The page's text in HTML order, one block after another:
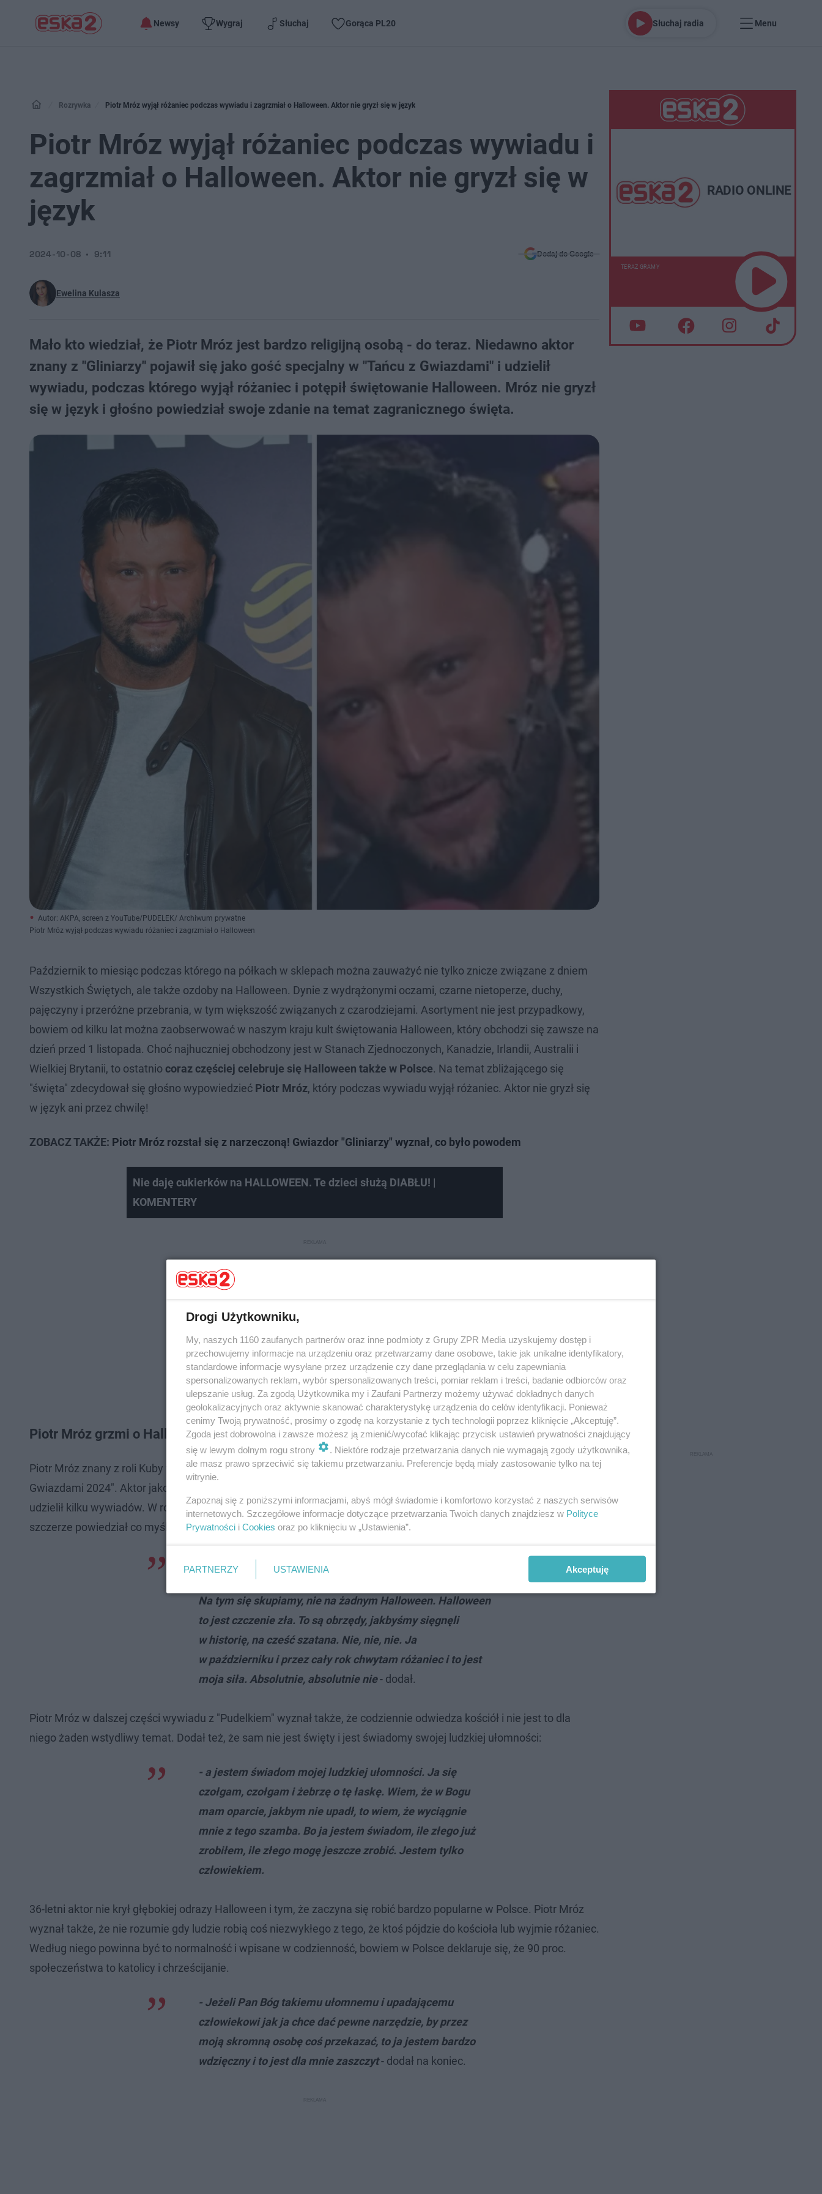
Newsy Wygraj Słuchaj Gorąca PL20 Słuchaj radia Menu
Rozrywka Piotr Mróz wyjął różaniec podczas wywiadu i zagrzmiał o Halloween. Aktor nie gryzł się w język
Piotr Mróz wyjął różaniec podczas wywiadu i
zagrzmiał o Halloween. Aktor nie gryzł się w
język
Ewelina Kulasza
2024-10-08 9:11 Dodaj do Google
Mało kto wiedział, że Piotr Mróz jest bardzo religijną osobą - do teraz. Niedawno aktor
znany z "Gliniarzy" pojawił się jako gość specjalny w "Tańcu z Gwiazdami" i udzielił
wywiadu, podczas którego wyjął różaniec i potępił świętowanie Halloween. Mróz nie gryzł
się w język i głośno powiedział swoje zdanie na temat zagranicznego święta.
Autor: AKPA, screen z YouTube/PUDELEK/ Archiwum prywatne
Piotr Mróz wyjął podczas wywiadu różaniec i zagrzmiał o Halloween
Październik to miesiąc podczas którego na półkach w sklepach można zauważyć nie tylko znicze związane z dniem
Wszystkich Świętych, ale także ozdoby na Halloween. Dynie z wydrążonymi oczami, czarne nietoperze, duchy,
pajęczyny i przeróżne przebrania, w tym większość związanych z czarodziejami. Asortyment nie jest przypadkowy,
bowiem od kilku lat można zaobserwować w naszym kraju kult świętowania Halloween, który obchodzi się zawsze na
dzień przed 1 listopada. Choć najhuczniej obchodzony jest w Stanach Zjednoczonych, Kanadzie, Irlandii, Australii i
Wielkiej Brytanii, to ostatnio coraz częściej celebruje się Halloween także w Polsce. Na temat zbliżającego się
"święta" zdecydował się głośno wypowiedzieć Piotr Mróz, który podczas wywiadu wyjął różaniec. Aktor nie gryzł się
w język ani przez chwilę!
ZOBACZ TAKŻE: Piotr Mróz rozstał się z narzeczoną! Gwiazdor "Gliniarzy" wyznał, co było powodem
Nie daję cukierków na HALLOWEEN. Te dzieci służą DIABŁU! |
KOMENTERY
Piotr Mróz grzmi o Halloween. W trakcie wywiadu wyjął różaniec
Piotr Mróz znany z roli Kuby w serialu "Gliniarze" był jednym z gości czwartego odcinka jesiennej edycji "Taniec z
Gwiazdami 2024". Aktor jako zwycięzca 12. edycji, nie tylko pojawił się na widowni, ale także po zakończeniu emisji
udzielił kilku wywiadów. W rozmowie z serwisem "Pudelek" otwarcie powiedział o tym, że jest osobą wierzącą i
szczerze powiedział co myśli o zbliżającym się Halloween:
W październiku wyciągamy to
wyciągając z kieszeni różaniec i pomachał nim do kamery.
Na tym się skupiamy, nie na żadnym Halloween. Halloween
to jest czczenie zła. To są obrzędy, jakbyśmy sięgnęli
w historię, na cześć szatana. Nie, nie, nie. Ja
w październiku i przez cały rok chwytam różaniec i to jest
moja siła. Absolutnie, absolutnie nie- dodał.
Piotr Mróz w dalszej części wywiadu z "Pudelkiem" wyznał także, że codziennie odwiedza kościół i nie jest to dla
niego żaden wstydliwy temat. Dodał też, że sam nie jest święty i jest świadomy swojej ludzkiej ułomności:
- a jestem świadom mojej ludzkiej ułomności. Ja się
czołgam, czołgam i żebrzę o tę łaskę. Wiem, że w Bogu
mam oparcie, jakbym nie upadł, to wiem, że wyciągnie
mnie z tego szamba. Bo ja jestem świadom, ile złego już
zrobiłem, ile złego mogę jeszcze zrobić. Jestem tylko
człowiekiem.
36-letni aktor nie krył głębokiej odrazy Halloween i tym, że zaczyna się robić bardzo popularne w Polsce. Piotr Mróz
wyznał także, że nie rozumie gdy ludzie robią coś niezwykłego z tego, że ktoś pójdzie do kościoła lub wyjmie różaniec.
Według niego powinna być to normalność i wpisane w codzienność, bowiem w Polsce deklaruje się, że 90 proc.
społeczeństwa to katolicy i chrześcijanie.
- Jeżeli Pan Bóg takiemu ułomnemu i upadającemu
człowiekowi jak ja chce dać pewne narzędzie, by przez
moją skromną osobę coś przekazać, to ja jestem bardzo
wdzięczny i to jest dla mnie zaszczyt- dodał na koniec.
RADIO ONLINE
TERAZ GRAMY
Drogi Użytkowniku,
My, naszych 1160 zaufanych partnerów oraz inne podmioty z Grupy ZPR Media uzyskujemy dostęp i
przechowujemy informacje na urządzeniu oraz przetwarzamy dane osobowe, takie jak unikalne identyfikatory,
standardowe informacje wysyłane przez urządzenie czy dane przeglądania w celu zapewniania
spersonalizowanych reklam, wybór spersonalizowanych treści, pomiar reklam i treści, badanie odbiorców oraz
ulepszanie usług. Za zgodą Użytkownika my i Zaufani Partnerzy możemy używać dokładnych danych
geolokalizacyjnych oraz aktywnie skanować charakterystykę urządzenia do celów identyfikacji. Ponieważ
cenimy Twoją prywatność, prosimy o zgodę na korzystanie z tych technologii poprzez kliknięcie „Akceptuję”.
Zgoda jest dobrowolna i zawsze możesz ją zmienić/wycofać klikając przycisk ustawień prywatności znajdujący
się w lewym dolnym rogu strony
. Niektóre rodzaje przetwarzania danych nie wymagają zgody użytkownika,
ale masz prawo sprzeciwić się takiemu przetwarzaniu. Preferencje będą miały zastosowanie tylko na tej
witrynie.
Zapoznaj się z poniższymi informacjami, abyś mógł świadomie i komfortowo korzystać z naszych serwisów
internetowych. Szczegółowe informacje dotyczące przetwarzania Twoich danych znajdziesz w Polityce
Prywatności i Cookies oraz po kliknięciu w „Ustawienia”.
PARTNERZY USTAWIENIA Akceptuję